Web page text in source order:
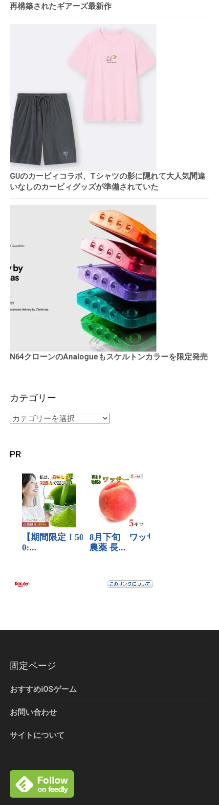
再構築されたギアーズ最新作
GUのカービィコラボ、Tシャツの影に隠れて大人気間違
いなしのカービィグッズが準備されていた
N64クローンのAnalogueもスケルトンカラーを限定発売
カテゴリー
PR
固定ページ
おすすめiOSゲーム
お問い合わせ
サイトについて